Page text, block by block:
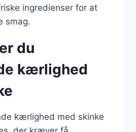
ingredienser for at
smag.
du
kærlighed
kærlighed med skinke